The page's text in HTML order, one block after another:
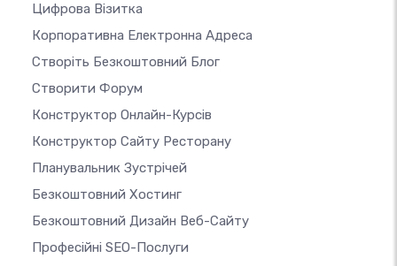
Цифрова Візитка
Корпоративна Електронна Адреса
Створіть Безкоштовний Блог
Створити Форум
Конструктор Онлайн-Курсів
Конструктор Сайту Ресторану
Планувальник Зустрічей
Безкоштовний Хостинг
Безкоштовний Дизайн Веб-Сайту
Професійні SEO-Послуги